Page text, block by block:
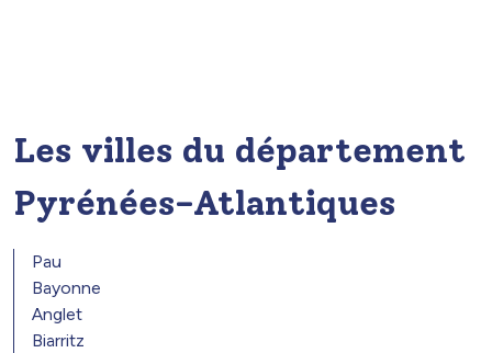
Les villes du département
Pyrénées-Atlantiques
Pau
Bayonne
Anglet
Biarritz